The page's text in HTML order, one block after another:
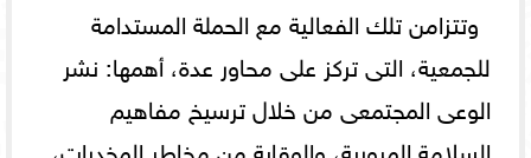
و​تتزامن تلك الفعالية مع الحملة المستدامة
للجمعية، التى تركز على محاور عدة، أهمها: ​نشر
الوعى المجتمعى من خلال ترسيخ مفاهيم
السلامة المرورية، والوقاية من مخاطر المخدرات،